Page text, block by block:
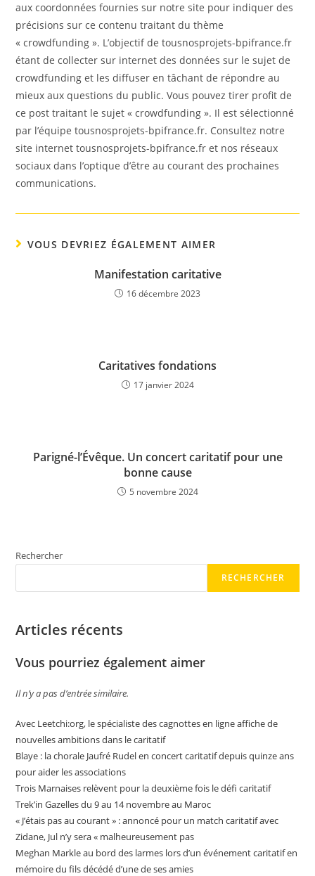
aux coordonnées fournies sur notre site pour indiquer des
précisions sur ce contenu traitant du thème
« crowdfunding ». L’objectif de tousnosprojets-bpifrance.fr
étant de collecter sur internet des données sur le sujet de
crowdfunding et les diffuser en tâchant de répondre au
mieux aux questions du public. Vous pouvez tirer profit de
ce post traitant le sujet « crowdfunding ». Il est sélectionné
par l’équipe tousnosprojets-bpifrance.fr. Consultez notre
site internet tousnosprojets-bpifrance.fr et nos réseaux
sociaux dans l’optique d’être au courant des prochaines
communications.
VOUS DEVRIEZ ÉGALEMENT AIMER
Manifestation caritative
16 décembre 2023
Caritatives fondations
17 janvier 2024
Parigné-l’Évêque. Un concert caritatif pour une
bonne cause
5 novembre 2024
Rechercher
RECHERCHER
Articles récents
Vous pourriez également aimer
Il n’y a pas d’entrée similaire.
Avec Leetchi:org, le spécialiste des cagnottes en ligne affiche de
nouvelles ambitions dans le caritatif
Blaye : la chorale Jaufré Rudel en concert caritatif depuis quinze ans
pour aider les associations
Trois Marnaises relèvent pour la deuxième fois le défi caritatif
Trek’in Gazelles du 9 au 14 novembre au Maroc
« J’étais pas au courant » : annoncé pour un match caritatif avec
Zidane, Jul n’y sera « malheureusement pas
Meghan Markle au bord des larmes lors d’un événement caritatif en
mémoire du fils décédé d’une de ses amies